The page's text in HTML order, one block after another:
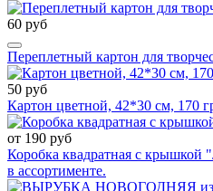
60 руб
Переплетный картон для
50 руб
Картон цветной, 42*30 см, 170
от 190 руб
Коробка квадратная с крышкой
в ассортименте.